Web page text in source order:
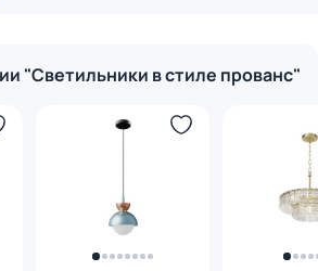
"Светильники в стиле прованс"